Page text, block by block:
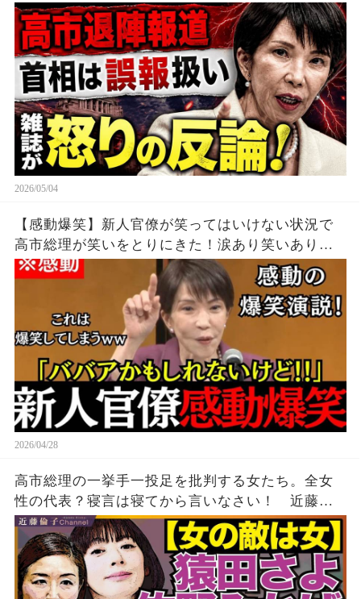
京大学名誉教授。一月万冊清水
2026/05/04
【感動爆笑】新人官僚が笑ってはいけない状況で
高市総理が笑いをとりにきた！涙あり笑いありの
圧巻のスピーチ！
2026/04/28
高市総理の一挙手一投足を批判する女たち。全女
性の代表？寝言は寝てから言いなさい！ 近藤倫
子チャンネル